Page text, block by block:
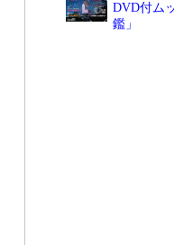
DVD付ム
鑑」